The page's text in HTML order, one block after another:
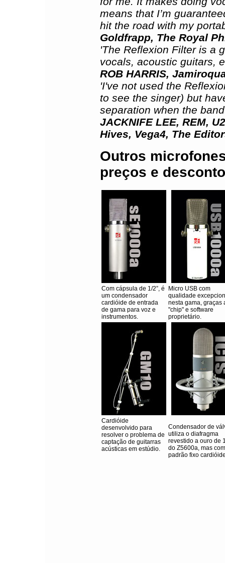
means that I’m
hit the road with my
Goldfrapp, The Royal
'The Reflexion Filter is a
vocals, acoustic guitars,
ROB HARRIS,
'I've not used the
to see the singer) but
separation when the
JACKNIFE LEE, REM,
Hives, Vega4, The
Outros
preços e
Com cápsula de 1/2”, é
um condensador
cardióide de entrada
de gama para voz e
instrumentos.
Micro USB com
qualidade
nesta gama, graças
"chip" e software
proprietário.
Cardióide
desenvolvido para
resolver o problema de
captação de guitarras
acústicas em estúdio.
Condensador de
utiliza o diafragma
revestido a ouro de
do Z5600a, mas com
padrão fixo